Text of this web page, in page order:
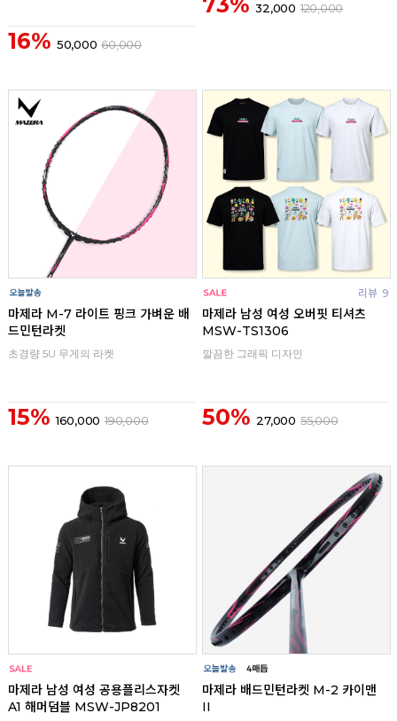
16% 50,000 60,000
32,000 120,000
마제라 M-7 라이트 핑크 가벼운 배
드민턴라켓
초경량 5U 무게의 라켓
15% 160,000 190,000
리뷰 9
마제라 남성 여성 오버핏 티셔츠
MSW-TS1306
깔끔한 그래픽 디자인
50% 27,000 55,000
마제라 남성 여성 공용플리스자켓
A1 해머덤블 MSW-JP8201
마제라 배드민턴라켓 M-2 카이맨
II